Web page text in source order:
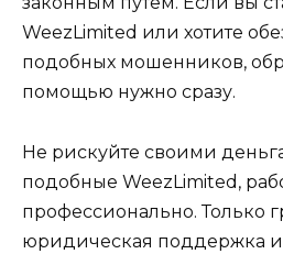
WeezLimited или хотите
подобных мошенников,
помощью нужно сразу.
Не рискуйте своими
подобные WeezLimited,
профессионально. Только
юридическая поддержка и